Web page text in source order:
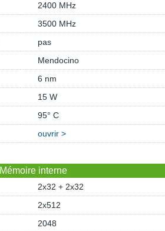
2400 MHz
3500 MHz
pas
Mendocino
6 nm
15 W
95° C
ouvrir >
Mémoire interne
2x32 + 2x32
2x512
2048